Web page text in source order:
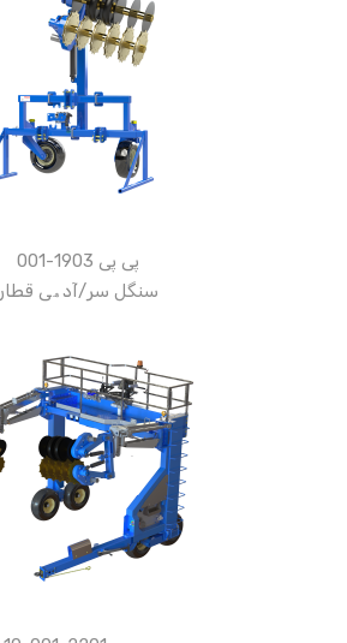
پی پی 1903-001
سنگل سر/آدھی قطار